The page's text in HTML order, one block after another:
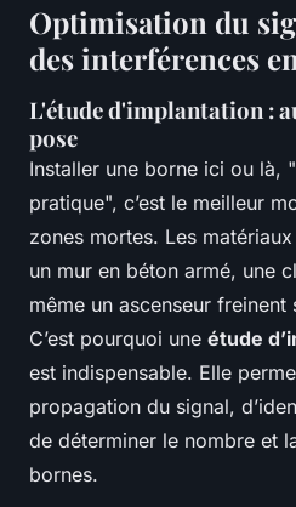
Optimisation du
des interférences
L'étude d'implantation :
pose
Installer une borne ici ou là,
pratique", c’est le meilleur
zones mortes. Les
un mur en béton armé, une
même un ascenseur freinent
C’est pourquoi une étude
est indispensable. Elle
propagation du signal,
de déterminer le nombre et
bornes.